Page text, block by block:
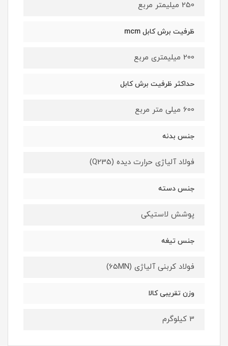
250 میلیمتر مربع
ظرفیت برش کابل mcm
200 میلیمتری مربع
حداکثر ظرفیت برش کابل
600 میلی متر مربع
جنس بدنه
فولاد آلیاژی حرارت دیده (Q235)
جنس دسته
پوشش لاستیکی
جنس تیغه
فولاد کربنی آلیاژی (65MN)
وزن تقریبی کالا
3 کیلوگرم